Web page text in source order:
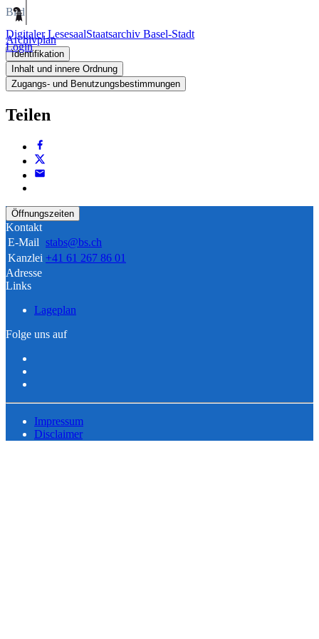
Digitaler LesesaalStaatsarchiv Basel-Stadt
Login
Bild
Archivplan
Identifikation
Inhalt und innere Ordnung
Zugangs- und Benutzungsbestimmungen
Teilen
Öffnungszeiten
Kontakt
E-Mail stabs@bs.ch
Kanzlei +41 61 267 86 01
Adresse
Links
Lageplan
Folge uns auf
Impressum
Disclaimer